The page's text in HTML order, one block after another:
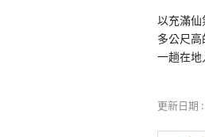
以充滿
多公尺
一趟在地
更新日期 :